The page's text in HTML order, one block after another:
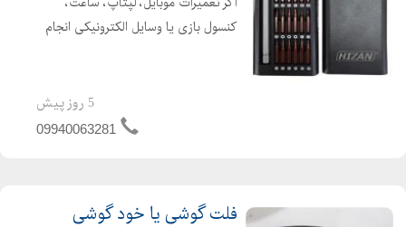
کنسول بازی یا وسایل الکترونیکی انجام
مگنت قوی طراحی حرفهای جعبه فلزی
مگنتی مناسب تعمیرکارا...
5 روز پیش
09940063281
فلت گوشی یا خود گوشی